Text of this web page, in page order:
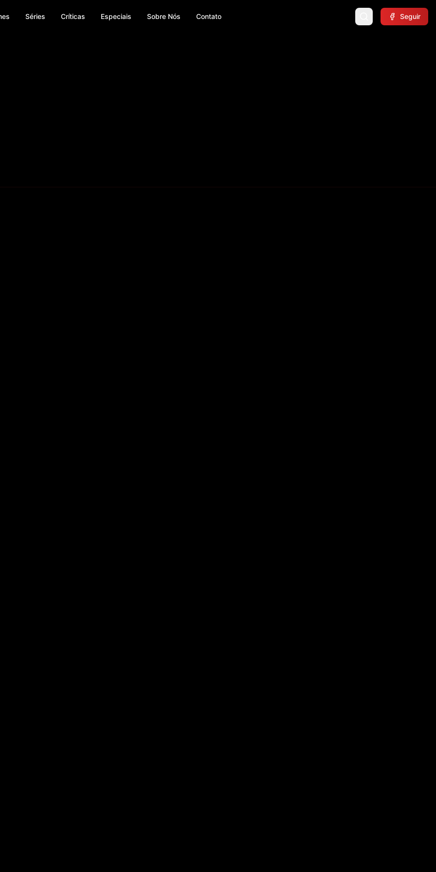
Séries Críticas Especiais Sobre Nós Contato Seguir